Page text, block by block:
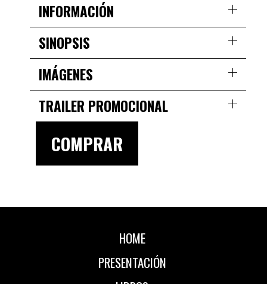
INFORMACIÓN
SINOPSIS
IMÁGENES
TRAILER PROMOCIONAL
COMPRAR
HOME
PRESENTACIÓN